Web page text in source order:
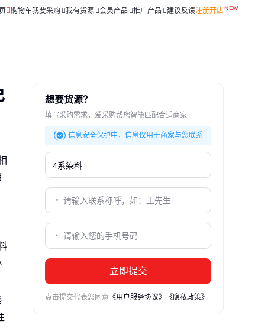
购物车我要采购 我有货源 会员产品 推广产品 建议反馈注册开店
想要货源？
填写采购需求，爱采购帮您智能匹配合适商家
信息安全保护中，信息仅用于商家与您联系
立即提交
点击提交代表您同意 《用户服务协议》 《隐私政策》